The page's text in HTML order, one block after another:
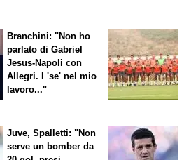
Branchini: "Non ho
parlato di Gabriel
Jesus-Napoli con
Allegri. I 'se' nel mio
lavoro..."
Juve, Spalletti: "Non
serve un bomber da